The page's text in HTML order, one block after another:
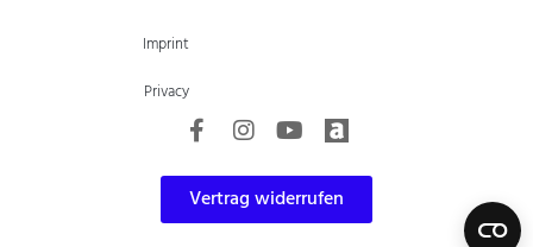
Imprint
Privacy
Vertrag widerrufen